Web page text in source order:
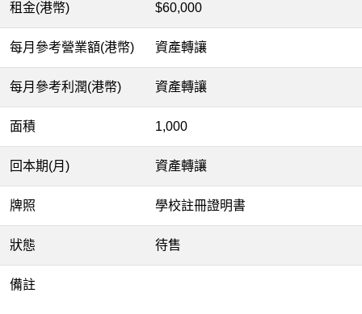
租金(港幣) $60,000
每月參考營業額(港幣) 資產轉讓
每月參考利潤(港幣) 資產轉讓
面積 1,000
回本期(月) 資產轉讓
牌照 學校註冊證明書
狀態 待售
備註